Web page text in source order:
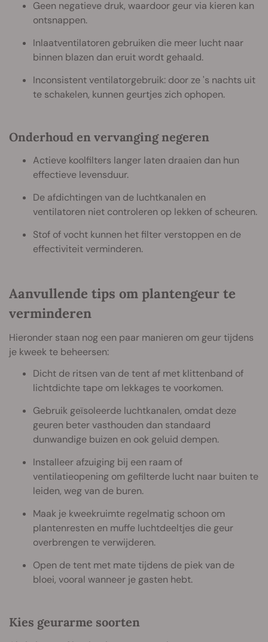
Geen negatieve druk, waardoor geur via kieren kan
ontsnappen.
Inlaatventilatoren gebruiken die meer lucht naar
binnen blazen dan eruit wordt gehaald.
Inconsistent ventilatorgebruik: door ze 's nachts uit
te schakelen, kunnen geurtjes zich ophopen.
Onderhoud en vervanging negeren
Actieve koolfilters langer laten draaien dan hun
effectieve levensduur.
De afdichtingen van de luchtkanalen en
ventilatoren niet controleren op lekken of scheuren.
Stof of vocht kunnen het filter verstoppen en de
effectiviteit verminderen.
Aanvullende tips om plantengeur te
verminderen
Hieronder staan nog een paar manieren om geur tijdens
je kweek te beheersen:
Dicht de ritsen van de tent af met klittenband of
lichtdichte tape om lekkages te voorkomen.
Gebruik geïsoleerde luchtkanalen, omdat deze
geuren beter vasthouden dan standaard
dunwandige buizen en ook geluid dempen.
Installeer afzuiging bij een raam of
ventilatieopening om gefilterde lucht naar buiten te
leiden, weg van de buren.
Maak je kweekruimte regelmatig schoon om
plantenresten en muffe luchtdeeltjes die geur
overbrengen te verwijderen.
Open de tent met mate tijdens de piek van de
bloei, vooral wanneer je gasten hebt.
Kies geurarme soorten